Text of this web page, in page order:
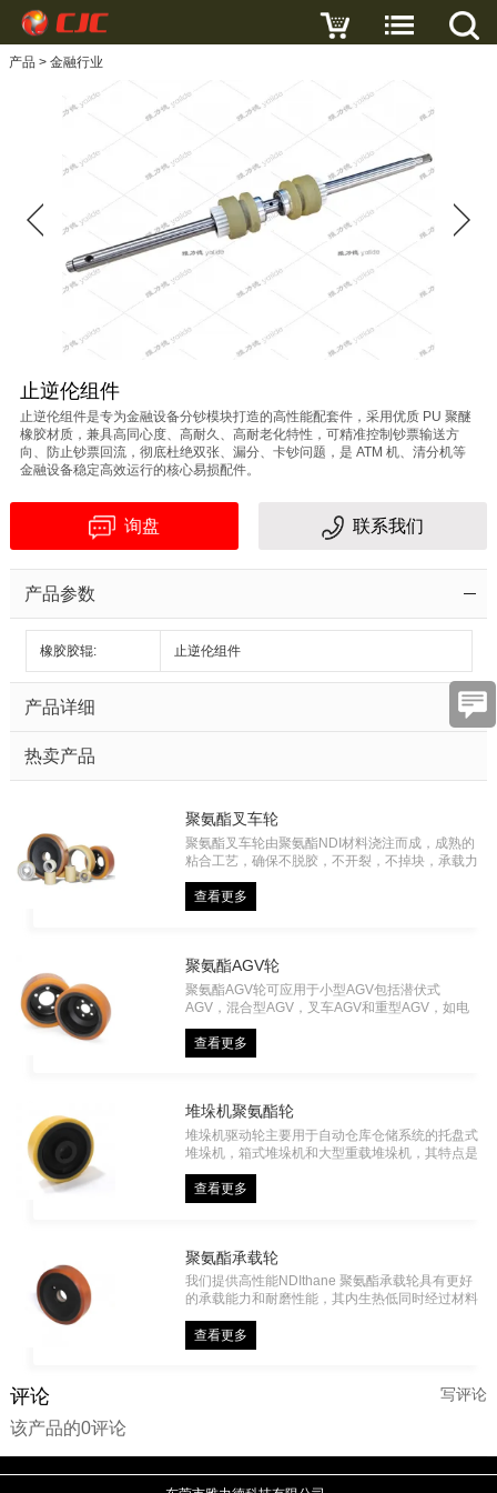
产品 > 金融行业
止逆伦组件
止逆伦组件是专为金融设备分钞模块打造的高性能配套件，采用优质 PU 聚醚
橡胶材质，兼具高同心度、高耐久、高耐老化特性，可精准控制钞票输送方
向、防止钞票回流，彻底杜绝双张、漏分、卡钞问题，是 ATM 机、清分机等
金融设备稳定高效运行的核心易损配件。
询盘 联系我们
产品参数
橡胶胶辊: 止逆伦组件
产品详细
热卖产品
聚氨酯叉车轮
聚氨酯叉车轮由聚氨酯NDI材料浇注而成，成熟的
粘合工艺，确保不脱胶，不开裂，不掉块，承载力
大，主要应用于电动叉车、仓储物流车、自动化车
辆等。
查看更多
聚氨酯AGV轮
聚氨酯AGV轮可应用于小型AGV包括潜伏式
AGV，混合型AGV，叉车AGV和重型AGV，如电
产多种型号，以满足地面附着力，地面油污，地面
潮湿有水，金属碎片，不同的承载力等要求。可选
查看更多
堆垛机聚氨酯轮
堆垛机驱动轮主要用于自动仓库仓储系统的托盘式
堆垛机，箱式堆垛机和大型重载堆垛机，其特点是
可承受重载，可实现快速启停，长期在钢轨上运行
和启停，不出现脱胶，撕裂和掉粉等现象，比常规
聚氨酯轮使用寿命更长。
查看更多
聚氨酯承载轮
我们提供高性能NDIthane 聚氨酯承载轮具有更好
的承载能力和耐磨性能，其内生热低同时经过材料
动速度可达14km/h, 耐冲击性能优异，主要应用于
工程机械，农用机械，及轨道车辆及其他工业车辆
查看更多
评论
该产品的0评论
写评论
写评论
主
题
验
码